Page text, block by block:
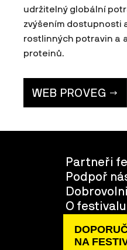
udržitelný globální
zvýšením dostupnosti
rostlinných potravin a
proteinů.
WEB PROVEG
Partneři
Podpoř
O festivalu
NA